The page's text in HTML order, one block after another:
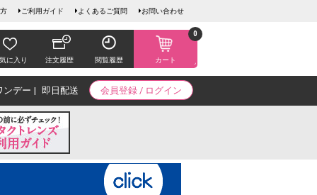
ご利用ガイド よくあるご質問 お問い合わせ
に入り 注文履歴 閲覧履歴 カート
0
会員登録 / ログイン
ンデー 即日配送